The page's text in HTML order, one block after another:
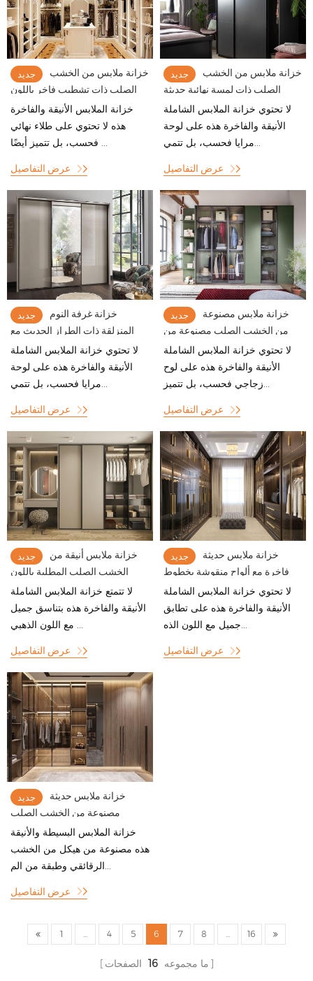
جديد
خزانة ملابس من الخشب
الصلب ذات تشطيب فاخر باللون
الأبيض الفرنسي الفاتح مع نقش
جميل
خزانة الملابس الأنيقة والفاخرة
هذه لا تحتوي على طلاء نهائي
فحسب، بل تتميز أيضًا ...
عرض التفاصيل
جديد
خزانة ملابس من الخشب
الصلب ذات لمسة نهائية حديثة
باللون الأسود غير اللامع مع تصميم
باب منزلق
لا تحتوي خزانة الملابس الشاملة
الأنيقة والفاخرة هذه على لوحة
مرايا فحسب، بل تتمي...
عرض التفاصيل
جديد
خزانة غرفة النوم
المنزلقة ذات الطراز الحديث مع
تصميمات لوحة المرآة
لا تحتوي خزانة الملابس الشاملة
الأنيقة والفاخرة هذه على لوحة
مرايا فحسب، بل تتمي...
عرض التفاصيل
جديد
خزانة ملابس مصنوعة
من الخشب الصلب مصنوعة من
الخشب الصلب لغرفة النوم
لا تحتوي خزانة الملابس الشاملة
الأنيقة والفاخرة هذه على لوح
زجاجي فحسب، بل تتميز...
عرض التفاصيل
جديد
خزانة ملابس أنيقة من
الخشب الصلب المطلية باللون
الفاتح مع تصميم طاولة الزينة
لا تتمتع خزانة الملابس الشاملة
الأنيقة والفاخرة هذه بتناسق جميل
مع اللون الذهبي ...
عرض التفاصيل
جديد
خزانة ملابس حديثة
فاخرة مع ألواح منقوشة بخطوط
نحاسية غائرة
لا تحتوي خزانة الملابس الشاملة
الأنيقة والفاخرة هذه على تطابق
جميل مع اللون الذه...
عرض التفاصيل
جديد
خزانة ملابس حديثة
مصنوعة من الخشب الصلب
ومزودة بأبواب زجاجية مؤطرة من
الألومنيوم
خزانة الملابس البسيطة والأنيقة
هذه مصنوعة من هيكل من الخشب
عرض التفاصيل
1 4 5 6 7 8 16
ما مجموعه 16 الصفحات